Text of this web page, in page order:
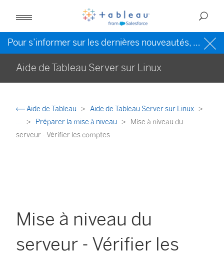
Pour s’informer sur les dernières nouveautés, veuillez consulter l’
Aide de Tableau Server sur Linux
Aide de Tableau
Aide de Tableau Server sur Linux
...
Préparer la mise à niveau
Mise à niveau du
serveur - Vérifier les comptes
Mise à niveau du
serveur - Vérifier les